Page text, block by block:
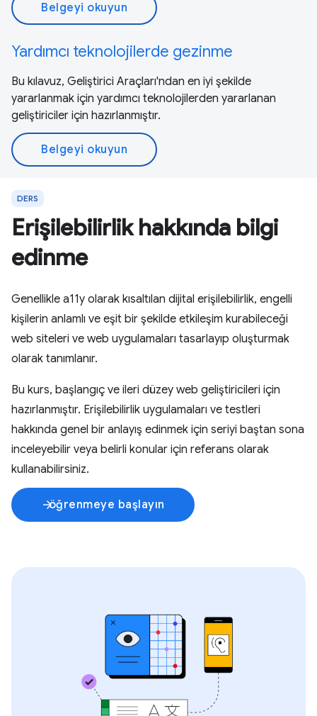
Belgeyi okuyun
Yardımcı teknolojilerde gezinme
Bu kılavuz, Geliştirici Araçları'ndan en iyi şekilde
yararlanmak için yardımcı teknolojilerden yararlanan
geliştiriciler için hazırlanmıştır.
Belgeyi okuyun
DERS
Erişilebilirlik hakkında bilgi
edinme
Genellikle a11y olarak kısaltılan dijital erişilebilirlik, engelli
kişilerin anlamlı ve eşit bir şekilde etkileşim kurabileceği
web siteleri ve web uygulamaları tasarlayıp oluşturmak
olarak tanımlanır.
Bu kurs, başlangıç ve ileri düzey web geliştiricileri için
hazırlanmıştır. Erişilebilirlik uygulamaları ve testleri
hakkında genel bir anlayış edinmek için seriyi baştan sona
inceleyebilir veya belirli konular için referans olarak
kullanabilirsiniz.
arrow_forward
öğrenmeye başlayın